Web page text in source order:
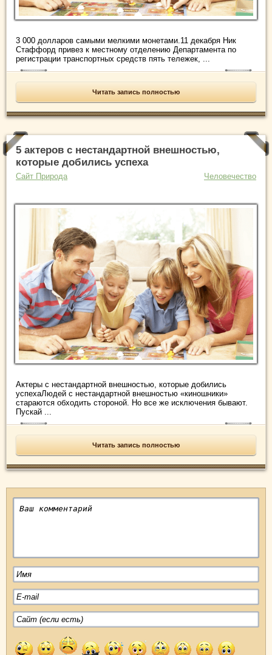
3 000 долларов самыми мелкими монетами.11 декабря Ник
Стаффорд привез к местному отделению Департамента по
регистрации транспортных средств пять тележек, ...
Читать запись полностью
5 актеров с нестандартной внешностью,
которые добились успеха
Сайт Природа Человечество
Актеры с нестандартной внешностью, которые добились
успехаЛюдей с нестандартной внешностью «киношники»
стараются обходить стороной. Но все же исключения бывают.
Пускай ...
Читать запись полностью